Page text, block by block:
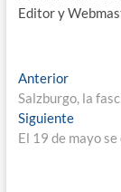
Editor y
de
entradas
AnteriorEntrada
anterior:
Salzburgo, la
SiguienteEntrada
El 19 de mayo